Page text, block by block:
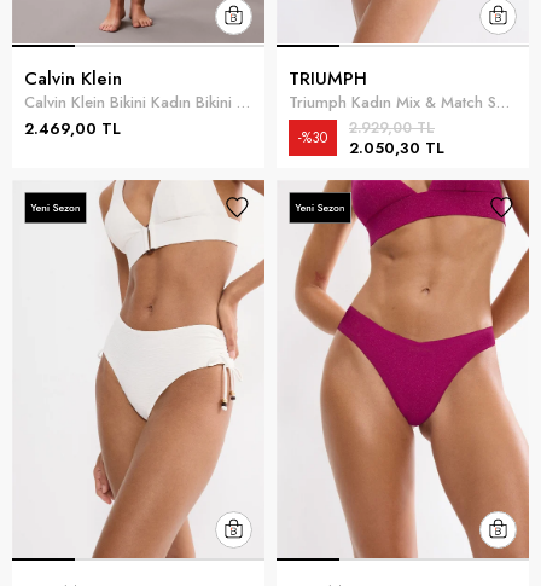
Calvin Klein
Calvin Klein Bikini Kadın Bikini Altı Siyah
2.469,00 TL
TRIUMPH
Triumph Kadın Mix & Match Summer Tai pt Bikini Altı Mavi
2.050,30 TL
2.929,00 TL
%30